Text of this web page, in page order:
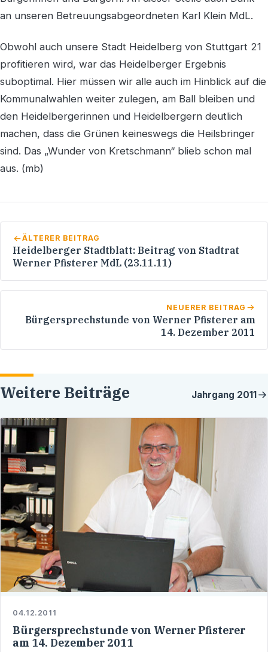
an unseren Betreuungsabgeordneten Karl Klein MdL.
Obwohl auch unsere Stadt Heidelberg von Stuttgart 21
profitieren wird, war das Heidelberger Ergebnis
suboptimal. Hier müssen wir alle auch im Hinblick auf die
Kommunalwahlen weiter zulegen, am Ball bleiben und
den Heidelbergerinnen und Heidelbergern deutlich
machen, dass die Grünen keineswegs die Heilsbringer
sind. Das „Wunder von Kretschmann“ blieb schon mal
aus. (mb)
ÄLTERER BEITRAG
Heidelberger Stadtblatt: Beitrag von Stadtrat
Werner Pfisterer MdL (23.11.11)
NEUERER BEITRAG
Bürgersprechstunde von Werner Pfisterer am
14. Dezember 2011
Weitere Beiträge Jahrgang 2011
04.12.2011
Bürgersprechstunde von Werner Pfisterer
am 14. Dezember 2011